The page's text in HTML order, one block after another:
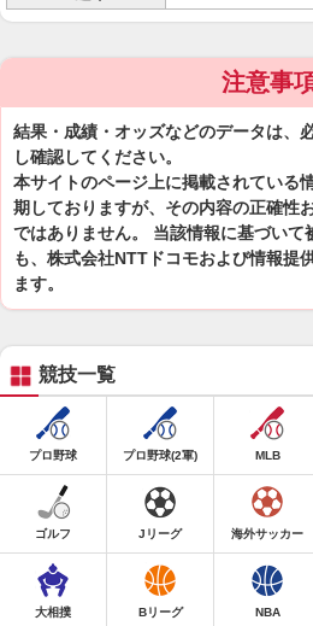
注意事
結果・成績・オッズなどのデータは、
し確認してください。
本サイトのページ上に掲載されている
期しておりますが、その内容の正確性
ではありません。 当該情報に基づいて
も、株式会社NTTドコモおよび情報提
ます。
競技一覧
プロ野球 プロ野球(2軍) MLB
ゴルフ Jリーグ 海外サッカー
大相撲 Bリーグ NBA